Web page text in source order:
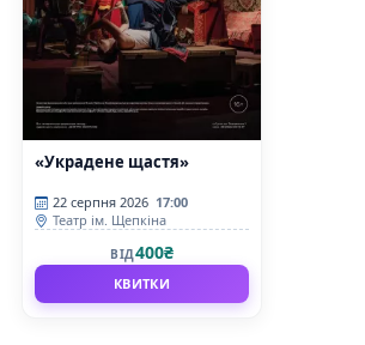
«Украдене щастя»
22 серпня 2026 17:00
Театр ім. Щепкіна
ВІД400₴
КВИТКИ